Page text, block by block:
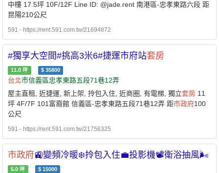
中樓 17.5坪 10F/12F Line ID: @jade.rent 南港區-忠孝東路六段 距
昆陽210公尺
591 - https://rent.591.com.tw/21694872
#獨享大空間#挑高3米6#捷運市府站套房
11.0 坪 $ 35800
台北市信義區忠孝東路五段71巷12弄
屋主直租, 近捷運, 新上架, 拎包入住, 近商圈, 有電梯, 獨立套房 11
坪 4F/7F 101富裔館 信義區-忠孝東路五段71巷12弄 距市政府100
公尺
591 - https://rent.591.com.tw/21756325
市政府🚉變頻冷暖❄️拎包入住💼投影機📽️衛浴抽風🌬️
5.0 坪 $ 15000